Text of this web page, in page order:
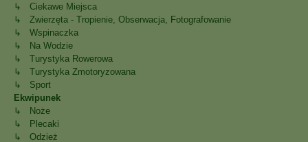
↳ Ciekawe Miejsca
↳ Zwierzęta - Tropienie, Obserwacja, Fotografowanie
↳ Wspinaczka
↳ Na Wodzie
↳ Turystyka Rowerowa
↳ Turystyka Zmotoryzowana
↳ Sport
Ekwipunek
↳ Noże
↳ Plecaki
↳ Odzież